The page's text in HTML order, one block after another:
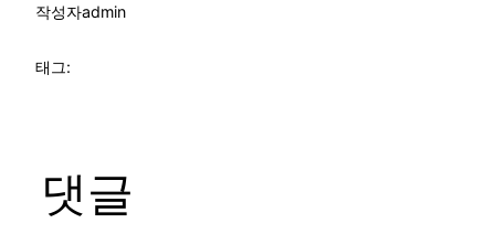
작성자admin
태그:
댓글